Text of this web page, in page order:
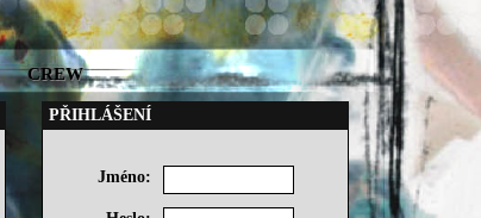
CREW
PŘIHLÁŠENÍ
Jméno: